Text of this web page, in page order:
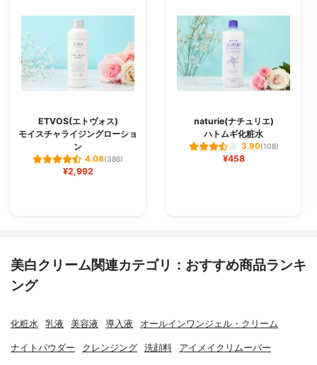
ETVOS(エトヴォス)
モイスチャライジングローショ
ン
4.08(386)
¥2,992
naturie(ナチュリエ)
ハトムギ化粧水
3.90(108)
¥458
美白クリーム関連カテゴリ：おすすめ商品ランキ
ング
化粧水 乳液 美容液 導入液 オールインワンジェル・クリーム
ナイトパウダー クレンジング 洗顔料 アイメイクリムーバー